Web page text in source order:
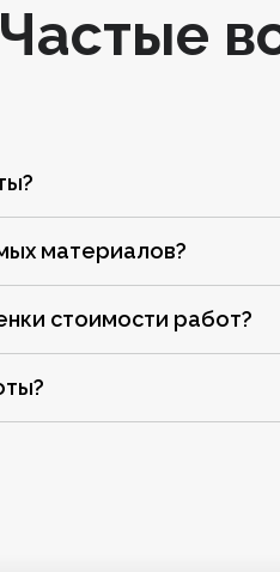
Частые
материалов?
стоимости работ?